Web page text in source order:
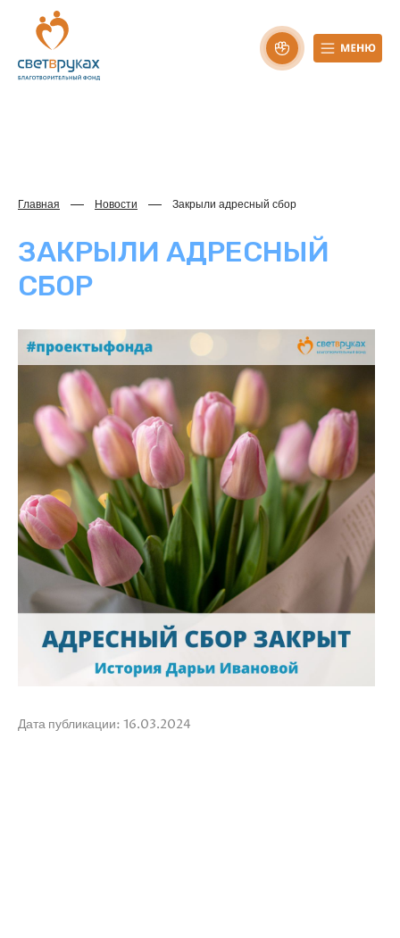
Главная Новости Закрыли адресный сбор
ЗАКРЫЛИ АДРЕСНЫЙ
СБОР
Дата публикации: 16.03.2024